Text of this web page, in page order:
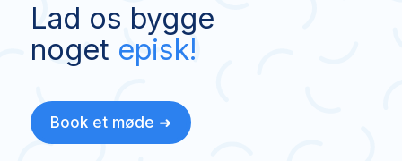
Lad os bygge
noget episk!
Book et møde ➜